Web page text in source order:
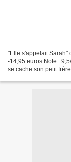
"Elle s'appelait Sarah"
-14,95 euros Note :
se cache son petit